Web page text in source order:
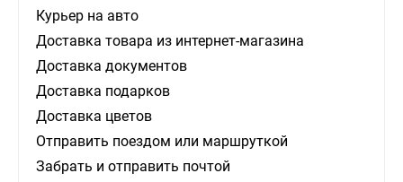
Курьер на авто
Доставка товара из интернет-магазина
Доставка документов
Доставка подарков
Доставка цветов
Отправить поездом или маршруткой
Забрать и отправить почтой